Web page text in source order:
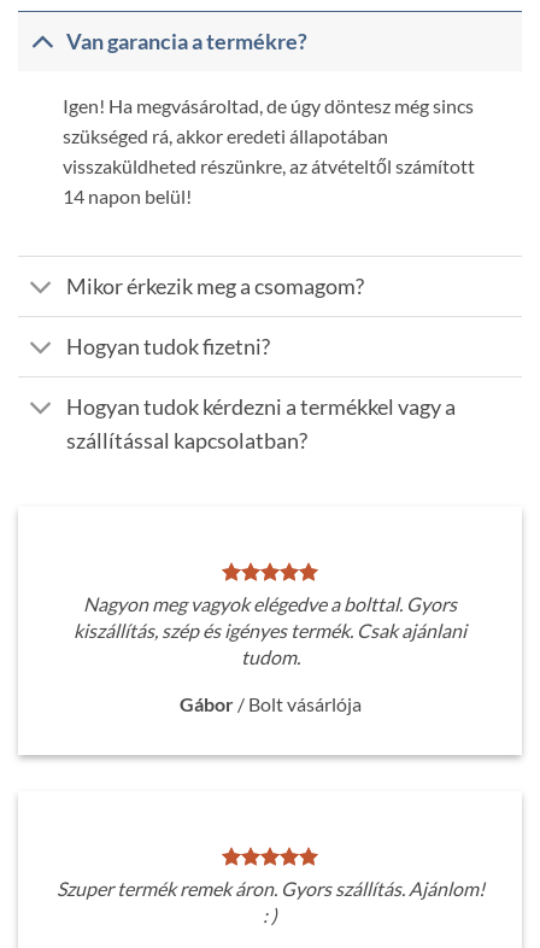
Van garancia a termékre?
Igen! Ha megvásároltad, de úgy döntesz még sincs
szükséged rá, akkor eredeti állapotában
visszaküldheted részünkre, az átvételtől számított
14 napon belül!
Mikor érkezik meg a csomagom?
Hogyan tudok fizetni?
Hogyan tudok kérdezni a termékkel vagy a
szállítással kapcsolatban?
Nagyon meg vagyok elégedve a bolttal. Gyors
kiszállítás, szép és igényes termék. Csak ajánlani
tudom.
Gábor / Bolt vásárlója
Szuper termék remek áron. Gyors szállítás. Ajánlom!
: )